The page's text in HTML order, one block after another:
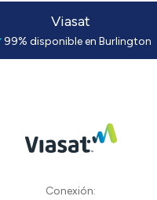
Viasat
99% disponible en Burlington
Conexión: